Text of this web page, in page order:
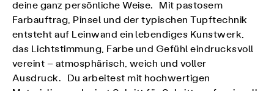
deine ganz persönliche Weise. Mit pastosem
Farbauftrag, Pinsel und der typischen Tupftechnik
entsteht auf Leinwand ein lebendiges Kunstwerk,
das Lichtstimmung, Farbe und Gefühl eindrucksvoll
vereint – atmosphärisch, weich und voller
Ausdruck. Du arbeitest mit hochwertigen